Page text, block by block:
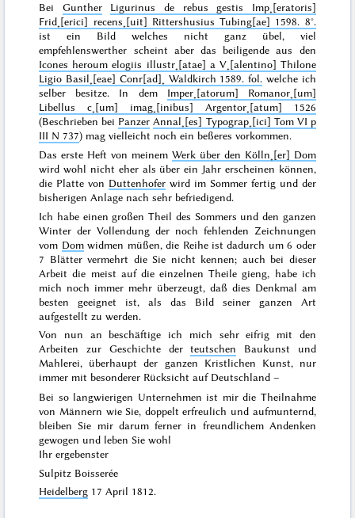
Bei Gunther
Ligurinus de rebus gestis Imp˖[eratoris]
Frid˖[erici] recens˖[uit] Rittershusius Tubing[ae] 1598. 8°.
ist ein Bild welches nicht ganz übel, viel
empfehlenswerther scheint aber das beiligende aus den
Icones heroum elogiis illustr˖[atae] a V˖[alentino] Thilone
Ligio Basil˖[eae] Conr[ad]˖ Waldkirch 1589. fol. welche ich
selber besitze. In dem Imper˖[atorum] Romanor˖[um]
Libellus c˖[um] imag˖[inibus] Argentor˖[atum] 1526
(Beschrieben bei Panzer Annal˖[es] Typograp˖[ici] Tom VI p
III N 737) mag vielleicht noch ein beßeres vorkommen.
Das erste Heft von meinem Werk über den Kölln˖[er] Dom
wird wohl nicht eher als über ein Jahr erscheinen können,
die Platte von Duttenhofer wird im Sommer fertig und der
bisherigen Anlage nachsehr befriedigend.
Ich habe einen großen Theil des Sommers und den ganzen
Winter der Vollendung der noch fehlenden Zeichnungen
vom Domwidmen müßen, die Reihe ist dadurch um 6 oder
7 Blätter vermehrt die Sie nicht kennen; auch bei dieser
Arbeit die meist auf die einzelnen Theile gieng, habe ich
mich noch immer mehr überzeugt, daß dies Denkmal am
besten geeignet ist, als das Bild seiner ganzen Art
aufgestellt zu werden.
Von nun an beschäftige ich mich sehr eifrig mit den
Arbeiten zur Geschichte derteutschen Baukunst und
Mahlerei, überhaupt der ganzen Kristlichen Kunst, nur
immer mit besonderer Rücksicht auf Deutschland –
Bei so langwierigen Unternehmen ist mir die Theilnahme
von Männern wie Sie, doppelt erfreulich und aufmunternd,
bleiben Sie mir darum ferner in freundlichem Andenken
gewogen und leben Sie wohl
Ihr ergebenster
Sulpitz Boisserée
Heidelberg 17 April 1812.